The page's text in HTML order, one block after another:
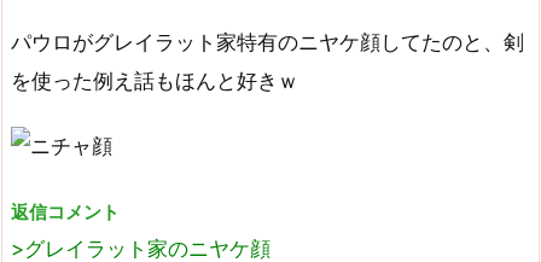
パウロがグレイラット家特有のニヤケ顔してたのと、剣
を使った例え話もほんと好きｗ
返信コメント
>グレイラット家のニヤケ顔